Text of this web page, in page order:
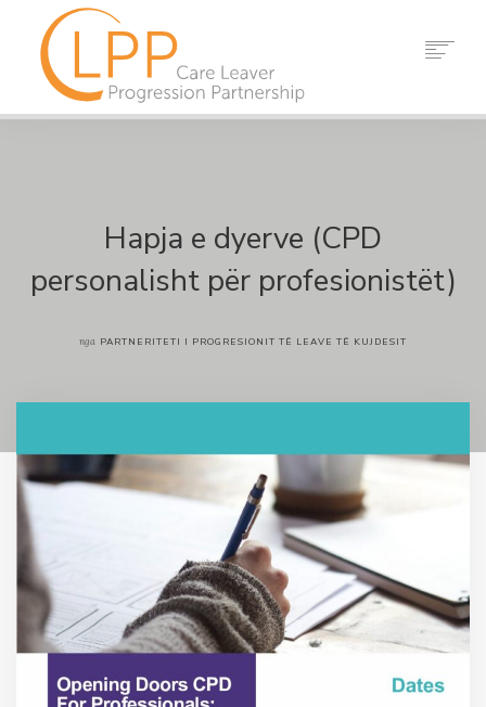
LAJME
Hapja e dyerve (CPD
personalisht për profesionistët)
nga PARTNERITETI I PROGRESIONIT TË LEAVE TË KUJDESIT